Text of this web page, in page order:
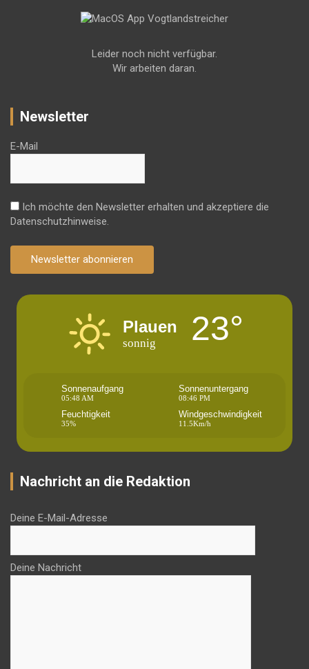
Leider noch nicht verfügbar.
Wir arbeiten daran.
Newsletter
E-Mail
Ich möchte den Newsletter erhalten und akzeptiere die
Datenschutzhinweise.
Newsletter abonnieren
Plauen
sonnig 23°
Sonnenaufgang
05:48 AM
Sonnenuntergang
08:46 PM
Feuchtigkeit
35%
Windgeschwindigkeit
11.5Km/h
Nachricht an die Redaktion
Deine E-Mail-Adresse
Deine Nachricht